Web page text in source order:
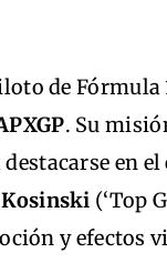
de Fórmula
. Su
destacarse en
Kosinski (‘Top
y efectos